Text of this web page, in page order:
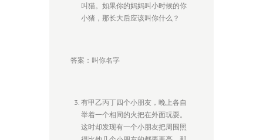
叫猫。如果你的妈妈叫小时候的你
小猪，那长大后应该叫你什么？
答案：叫你名字
有甲乙丙丁四个小朋友，晚上各自
举着一个相同的火把在外面玩耍。
这时却发现有一个小朋友把周围照